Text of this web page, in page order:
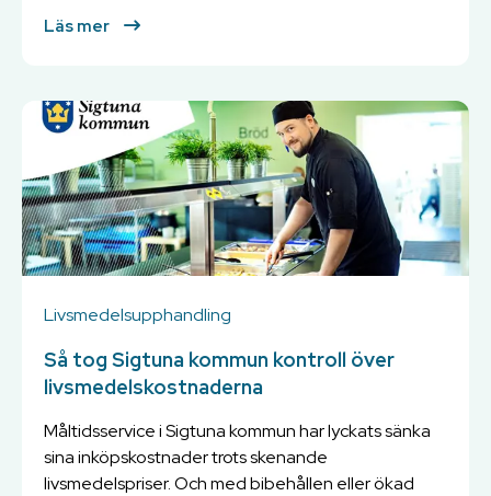
Läs mer
Livsmedelsupphandling
Så tog Sigtuna kommun kontroll över
livsmedelskostnaderna
Måltidsservice i Sigtuna kommun har lyckats sänka
sina inköpskostnader trots skenande
livsmedelspriser. Och med bibehållen eller ökad